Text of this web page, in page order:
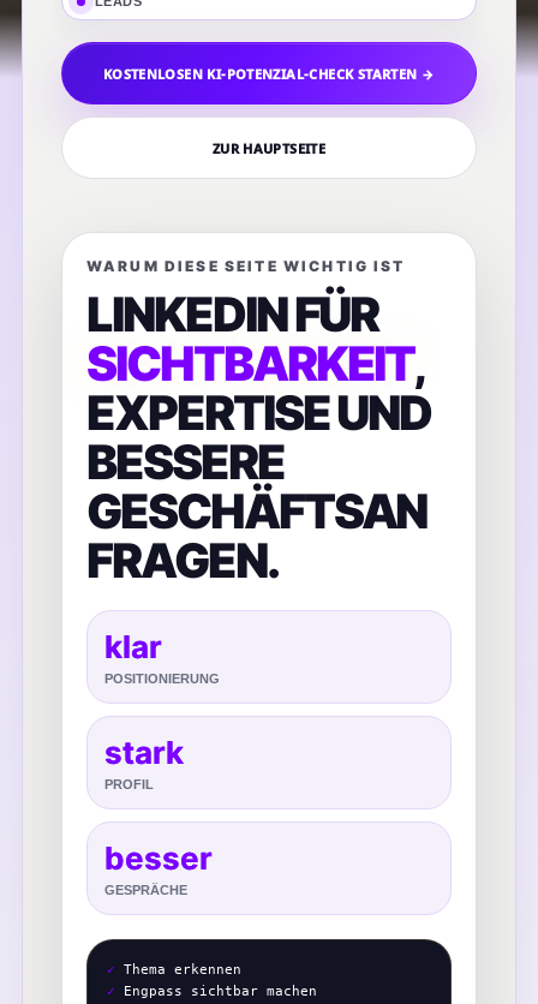
KOSTENLOSEN KI-POTENZIAL-CHECK STARTEN →
ZUR HAUPTSEITE
WARUM DIESE SEITE WICHTIG IST
LINKEDIN FÜR
SICHTBARKEIT,
EXPERTISE UND
BESSERE
GESCHÄFTSAN
FRAGEN.
klar
POSITIONIERUNG
stark
PROFIL
besser
GESPRÄCHE
✓ Thema erkennen
✓ Engpass sichtbar machen